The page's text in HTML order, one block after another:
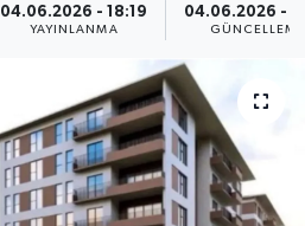
04.06.2026 - 18:19
YAYINLANMA
04.06.2026 -
GÜNCELLEME